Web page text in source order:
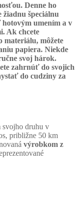
Denne ho
žiadnu špeciálnu
umením a v
Ak chcete
materiálu, môžete
papiera. Niekde
svoj hárok.
zahrnúť do svojich
do cudziny za
svojho druhu v
približne 50 km
výrobkom z